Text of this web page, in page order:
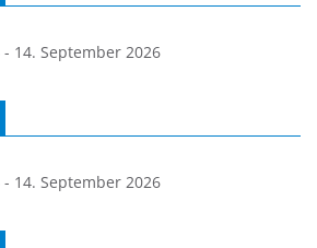
- 14. September 2026
- 14. September 2026